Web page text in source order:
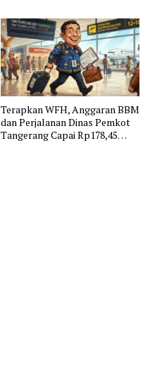
Terapkan WFH, Anggaran BBM
dan Perjalanan Dinas Pemkot
Tangerang Capai Rp178,45